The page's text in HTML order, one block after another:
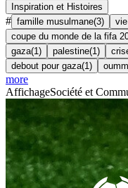
Inspiration et Histoires
# famille musulmane(3)
coupe du monde de la fifa
gaza(1 ) palestine(1 )
debout pour gaza(1 )
more
AffichageSociété et